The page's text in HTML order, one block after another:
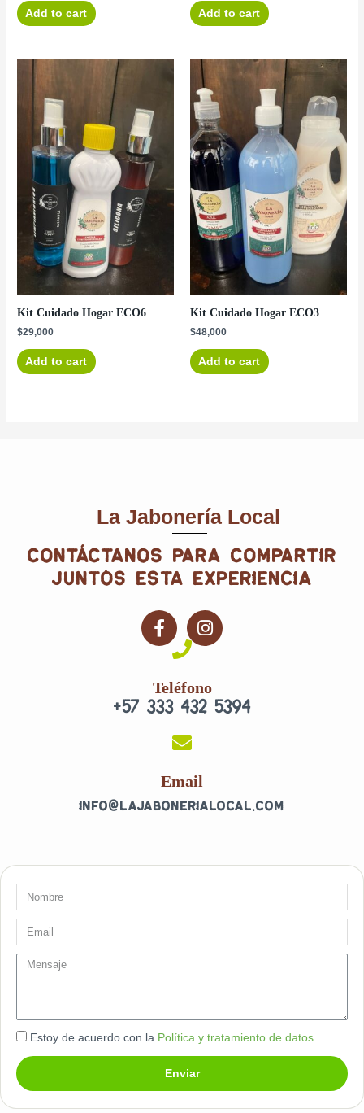
Add to cart Add to cart
Kit Cuidado Hogar ECO6
$29,000
Add to cart
Kit Cuidado Hogar ECO3
$48,000
Add to cart
La Jabonería Local
contáctanos para compartir
juntos esta experiencia
F
a
b
o
f
I
n
a
g
Teléfono
+57 333 432 5394
Email
info@lajabonerialocal.com
Nombre
Email
message
Estoy de acuerdo con la Política y tratamiento de datos
Enviar